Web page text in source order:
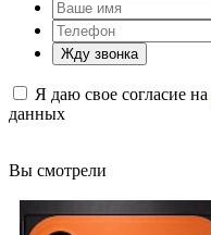
Жду звонка
Я даю свое согласие на
данных
Вы смотрели